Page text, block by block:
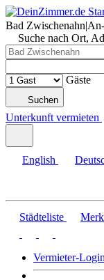
Bad Zwischenahn|
Suche nach Ort,
Gäste
Suchen
Unterkunft vermieten
English
Städteliste
Vermieter-Login